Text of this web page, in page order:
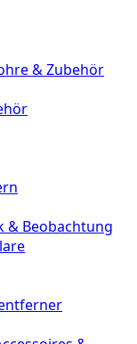
& Zubehör
& Beobachtung